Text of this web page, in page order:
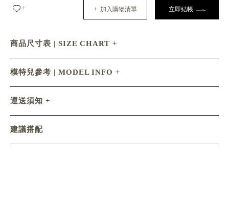
+ + 加入購物清單 立即結帳
商品尺寸表 | SIZE CHART
模特兒參考 | MODEL INFO
運送須知
建議搭配